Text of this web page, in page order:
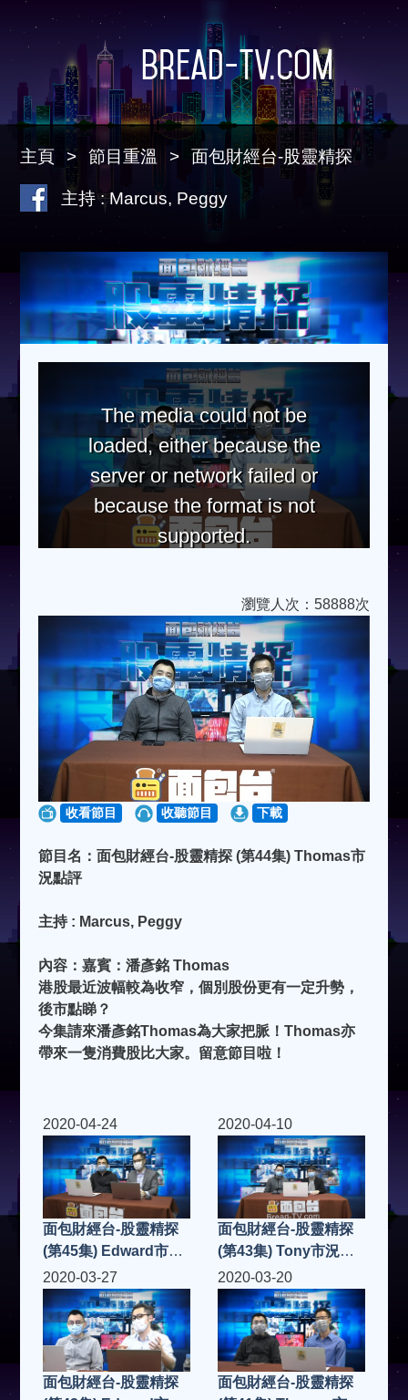
Bread-TV.com
主頁 節目重溫 面包財經台-股靈精探
主持 : Marcus, Peggy
The media could not be
loaded, either because the
server or network failed or
because the format is not
supported.
瀏覽人次：58888次
收看節目 收聽節目 下載
節目名：面包財經台-股靈精探 (第44集) Thomas市
況點評
主持 : Marcus, Peggy
內容：嘉賓：潘彥銘 Thomas
港股最近波幅較為收窄，個別股份更有一定升勢，
後市點睇？
今集請來潘彥銘Thomas為大家把脈！Thomas亦
帶來一隻消費股比大家。留意節目啦！
2020-04-24
面包財經台-股靈精探
(第45集) Edward市況
點評
2020-04-10
面包財經台-股靈精探
(第43集) Tony市況點
評
2020-03-27
面包財經台-股靈精探
2020-03-20
面包財經台-股靈精探